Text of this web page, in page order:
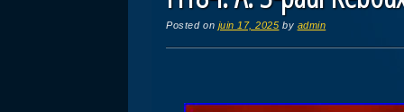
Posted on juin 17, 2025 by admin